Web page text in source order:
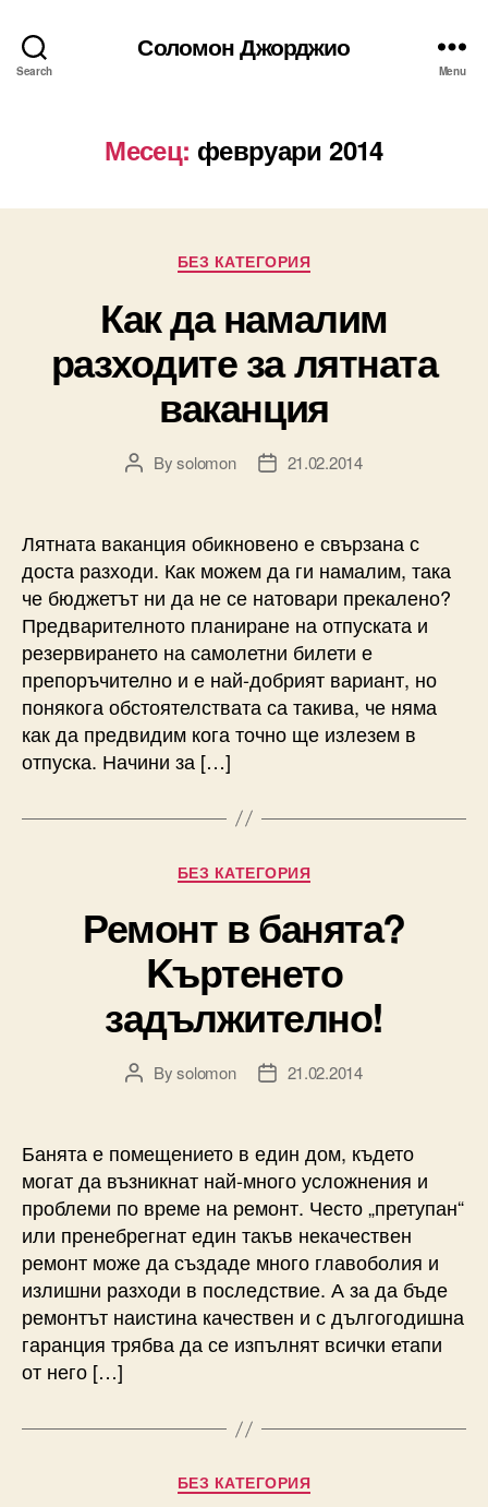
Search
Соломон Джорджио
Menu
Месец: февруари 2014
Categories
БЕЗ КАТЕГОРИЯ
Как да намалим
разходите за лятната
ваканция
PostBysolomon
Post21.02.2014
Лятната ваканция обикновено е свързана с
доста разходи. Как можем да ги намалим, така
че бюджетът ни да не се натовари прекалено?
Предварителното планиране на отпуската и
резервирането на самолетни билети е
препоръчително и е най-добрият вариант, но
понякога обстоятелствата са такива, че няма
как да предвидим кога точно ще излезем в
отпуска. Начини за […]
Categories
БЕЗ КАТЕГОРИЯ
Ремонт в банята?
Kъртенето
задължително!
PostBysolomon
Post21.02.2014
Банята е помещението в един дом, където
могат да възникнат най-много усложнения и
проблеми по време на ремонт. Често „претупан“
или пренебрегнат един такъв некачествен
ремонт може да създаде много главоболия и
излишни разходи в последствие. А за да бъде
ремонтът наистина качествен и с дългогодишна
гаранция трябва да се изпълнят всички етапи
от него […]
Categories
БЕЗ КАТЕГОРИЯ